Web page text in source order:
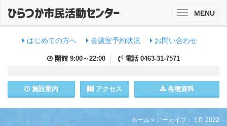
はじめての方へ 会議室予約状況 お問い合わせ
開館 9:00～22:00 電話 0463-31-7571
施設案内 アクセス 各種資料
ToggleMENU
ホーム » アーカイブ： 5月 2022